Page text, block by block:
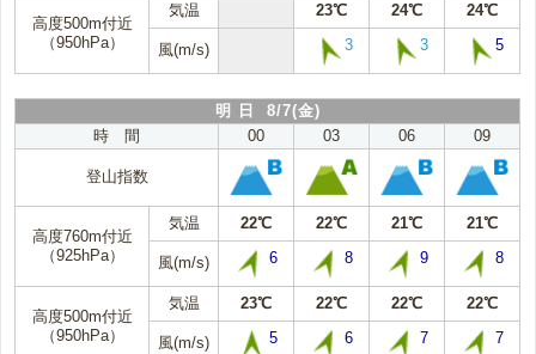
高度500m付近
（950hPa）
気温 23℃ 24℃ 24℃
風(m/s) 3 3 5
明 日 8/7(金)
時 間
00 03 06 09
登山指数
高度760m付近
（925hPa）
気温 22℃ 22℃ 21℃ 21℃
風(m/s) 6 8 9 8
高度500m付近
（950hPa）
気温 23℃ 22℃ 22℃ 22℃
風(m/s) 5 6 7 7